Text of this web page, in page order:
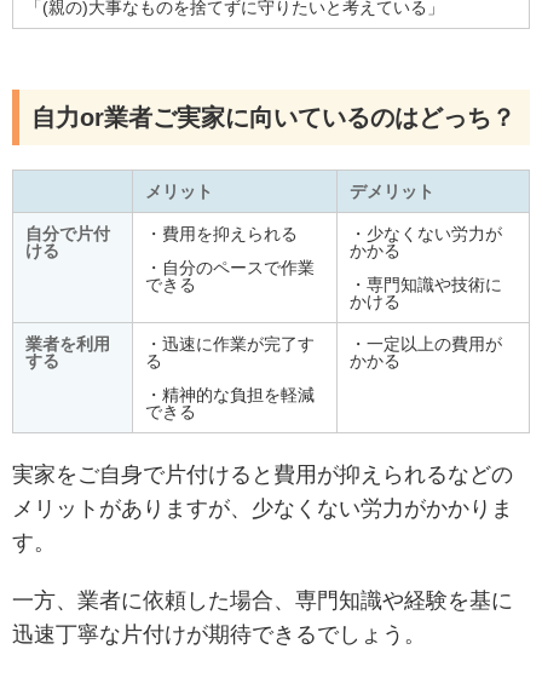
「(親の)大事なものを捨てずに守りたいと考えている」
自力or業者ご実家に向いているのはどっち？
メリット デメリット
自分で片付
ける
・費用を抑えられる
・自分のペースで作業
できる
・少なくない労力が
かかる
・専門知識や技術に
かける
業者を利用
する
・迅速に作業が完了す
る
・精神的な負担を軽減
できる
・一定以上の費用が
かかる
実家をご自身で片付けると費用が抑えられるなどの
メリットがありますが、少なくない労力がかかりま
す。
一方、業者に依頼した場合、専門知識や経験を基に
迅速丁寧な片付けが期待できるでしょう。